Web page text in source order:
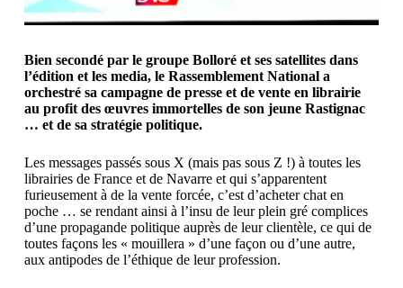
Bien secondé par le groupe Bolloré et ses satellites dans
l’édition et les media, le Rassemblement National a
orchestré sa campagne de presse et de vente en librairie
au profit des œuvres immortelles de son jeune Rastignac
… et de sa stratégie politique.
Les messages passés sous X (mais pas sous Z !) à toutes les
librairies de France et de Navarre et qui s’apparentent
furieusement à de la vente forcée, c’est d’acheter chat en
poche … se rendant ainsi à l’insu de leur plein gré complices
d’une propagande politique auprès de leur clientèle, ce qui de
toutes façons les « mouillera » d’une façon ou d’une autre,
aux antipodes de l’éthique de leur profession.